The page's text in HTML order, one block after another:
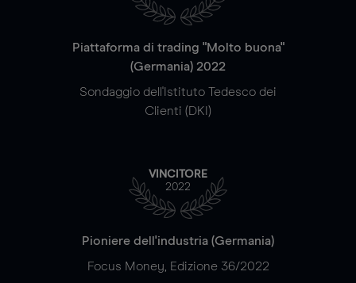
Piattaforma di trading "Molto buona"
(Germania) 2022
Sondaggio dell'Istituto Tedesco dei
Clienti (DKI)
VINCITORE
2022
Pioniere dell'industria (Germania)
Focus Money, Edizione 36/2022